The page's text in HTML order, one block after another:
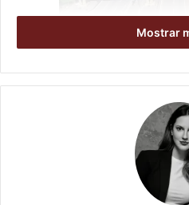
Foto: reprodução do
Para a elaboração do vídeo,
licitatório, que contou com
empresas do ramo. A
londrinense Sintagma Midia,
13.000,00. O processo de
edital de licitação incluía
Mostrar